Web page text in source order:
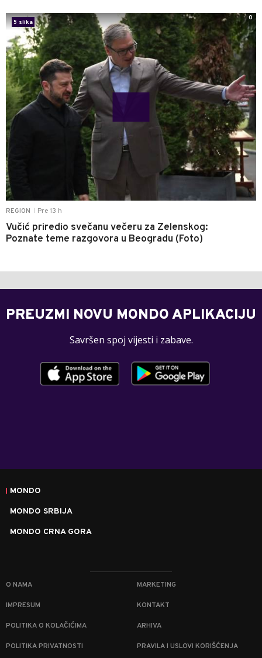
REGION Pre 13 h
Vučić priredio svečanu večeru za Zelenskog:
Poznate teme razgovora u Beogradu (Foto)
5 slika
0
PREUZMI NOVU MONDO APLIKACIJU
Savršen spoj vijesti i zabave.
MONDO
MONDO SRBIJA
MONDO CRNA GORA
O NAMA MARKETING
IMPRESUM KONTAKT
POLITIKA O KOLAČIĆIMA ARHIVA
POLITIKA PRIVATNOSTI PRAVILA I USLOVI KORIŠĆENJA